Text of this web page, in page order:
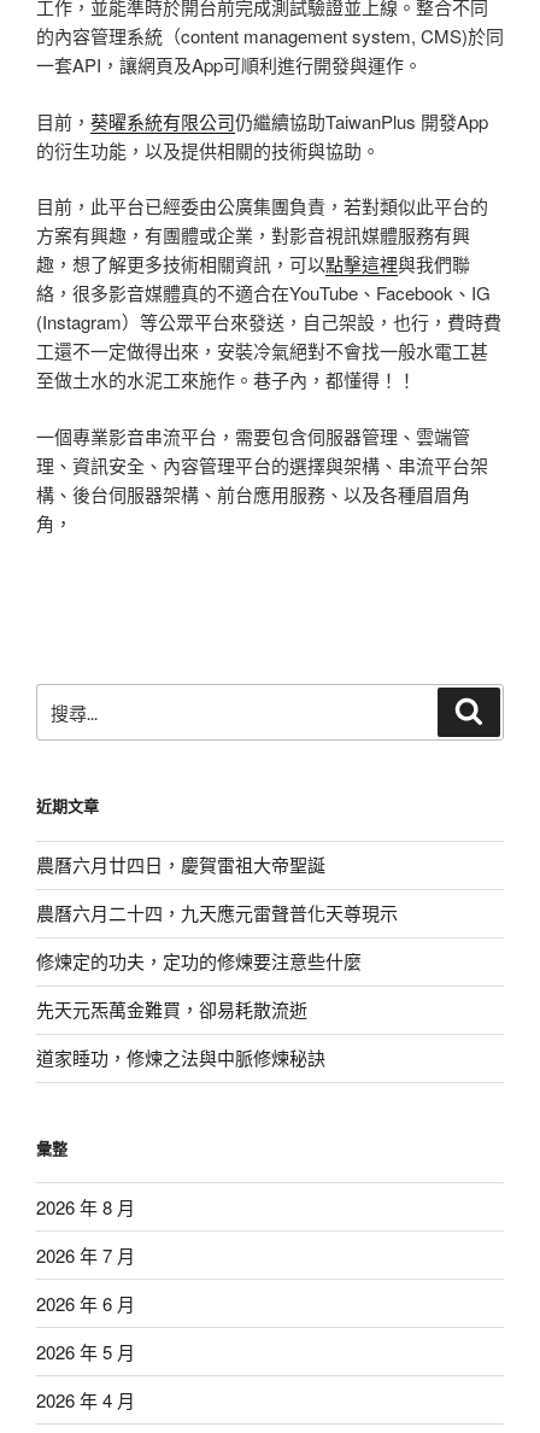
工作，並能準時於開台前完成測試驗證並上線。整合不同
的內容管理系統（content management system, CMS)於同
一套API，讓網頁及App可順利進行開發與運作。
目前， 葵曜系統有限公司仍繼續協助TaiwanPlus 開發App
的衍生功能，以及提供相關的技術與協助。
目前，此平台已經委由公廣集團負責，若對類似此平台的
方案有興趣，有團體或企業，對影音視訊媒體服務有興
趣，想了解更多技術相關資訊，可以點擊這裡與我們聯
絡，很多影音媒體真的不適合在YouTube、Facebook、IG
(Instagram）等公眾平台來發送，自己架設，也行，費時費
工還不一定做得出來，安裝冷氣絕對不會找一般水電工甚
至做土水的水泥工來施作。巷子內，都懂得！！
一個專業影音串流平台，需要包含伺服器管理、雲端管
理、資訊安全、內容管理平台的選擇與架構、串流平台架
構、後台伺服器架構、前台應用服務、以及各種眉眉角
角，
尋
字:
近期文章
農曆六月廿四日，慶賀雷祖大帝聖誕
農曆六月二十四，九天應元雷聲普化天尊現示
修煉定的功夫，定功的修煉要注意些什麼
先天元炁萬金難買，卻易耗散流逝
道家睡功，修煉之法與中脈修煉秘訣
彙整
2026 年 8 月
2026 年 7 月
2026 年 6 月
2026 年 5 月
2026 年 4 月